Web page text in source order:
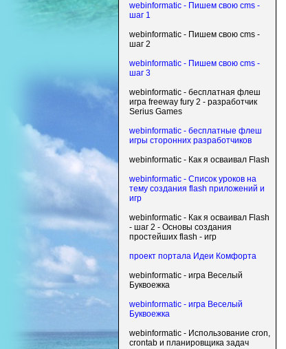
webinformatic - Пишем свою cms -
шаг 1
webinformatic - Пишем свою cms -
шаг 2
webinformatic - Пишем свою cms -
шаг 3
webinformatic - бесплатная флеш
игра freeway fury 2 - разработчик
Serius Games
webinformatic - бесплатные флеш
игры сторонних разработчиков
webinformatic - Как я осваивал Flash
webinformatic - Список уроков на
тему создания flash приложений и
игр
webinformatic - Как я осваивал Flash
- шаг 2 - Основы создания
простейших flash - игр
проект портала Идеи Комфорта
webinformatic - игра Веселый
Буквоежка
webinformatic - игра Веселый
Буквоежка
webinformatic - Использование cron,
crontab и планировщика задач